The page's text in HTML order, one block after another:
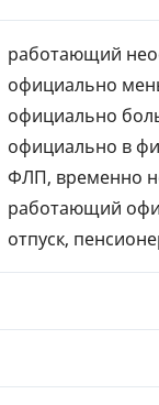
работающий
официально
официально
официально в
ФЛП, временно
работающий
отпуск,